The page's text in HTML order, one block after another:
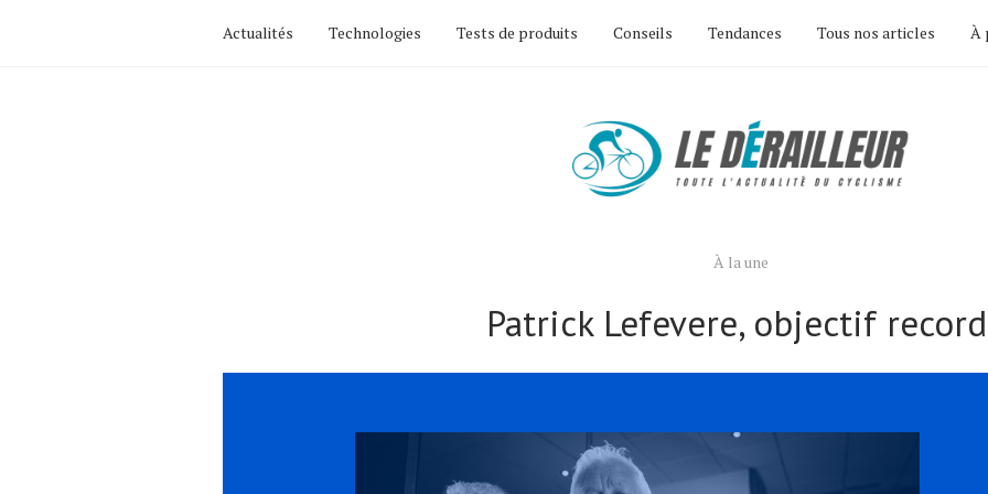
Actualités Technologies Tests de produits Conseils Tendances Tous nos articles À
À la une
Patrick Lefevere, objectif